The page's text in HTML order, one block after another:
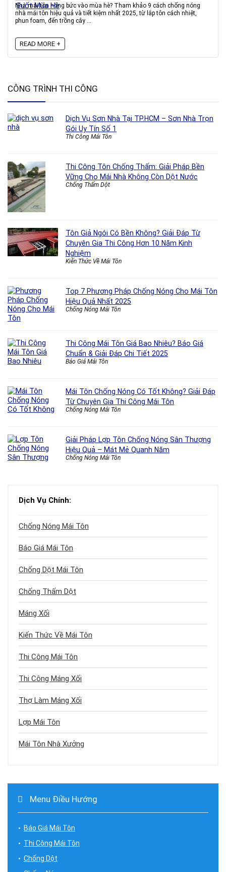
Nhà mái tôn nóng bức vào mùa hè? Tham khảo 9 cách chống nóng
nhà mái tôn hiệu quả và tiết kiệm nhất 2025, từ lắp tôn cách nhiệt,
phun foam, đến trồng cây ...
READ MORE +
CÔNG TRÌNH THI CÔNG
Dịch Vụ Sơn Nhà Tại TP.HCM – Sơn Nhà Trọn
Gói Uy Tín Số 1
Thi Công Mái Tôn
Thi Công Tôn Chống Thấm: Giải Pháp Bền
Vững Cho Mái Nhà Không Còn Dột Nước
Chống Thấm Dột
Tôn Giả Ngói Có Bền Không? Giải Đáp Từ
Chuyên Gia Thi Công Hơn 10 Năm Kinh
Nghiệm
Kiến Thức Về Mái Tôn
Top 7 Phương Pháp Chống Nóng Cho Mái Tôn
Hiệu Quả Nhất 2025
Chống Nóng Mái Tôn
Thi Công Mái Tôn Giá Bao Nhiêu? Báo Giá
Chuẩn & Giải Đáp Chi Tiết 2025
Báo Giá Mái Tôn
Mái Tôn Chống Nóng Có Tốt Không? Giải Đáp
Từ Chuyên Gia Thi Công Mái Tôn
Chống Nóng Mái Tôn
Giải Pháp Lợp Tôn Chống Nóng Sân Thượng
Hiệu Quả – Mát Mẻ Quanh Năm
Chống Nóng Mái Tôn
Dịch Vụ Chính:
Chống Nóng Mái Tôn
Báo Giá Mái Tôn
Chống Dột Mái Tôn
Chống Thấm Dột
Máng Xối
Kiến Thức Về Mái Tôn
Thi Công Mái Tôn
Thi Công Máng Xối
Thợ Làm Máng Xối
Lợp Mái Tôn
Mái Tôn Nhà Xưởng
Menu Điều Hướng
Báo Giá Mái Tôn
Thi Công Mái Tôn
Chống Dột